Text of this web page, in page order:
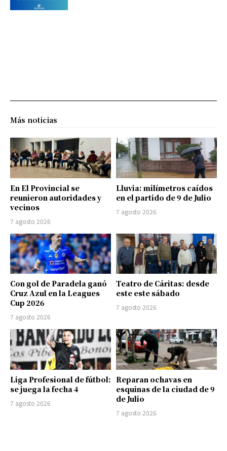
Más noticias
En El Provincial se
reunieron autoridades y
vecinos
7 agosto 2026
Lluvia: milímetros caídos
en el partido de 9 de Julio
7 agosto 2026
Con gol de Paradela ganó
Cruz Azul en la Leagues
Cup 2026
7 agosto 2026
Teatro de Cáritas: desde
este este sábado
7 agosto 2026
Liga Profesional de fútbol:
se juega la fecha 4
7 agosto 2026
Reparan ochavas en
esquinas de la ciudad de 9
de Julio
7 agosto 2026